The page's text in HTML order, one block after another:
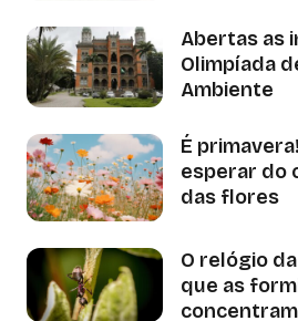
Abertas as
Olimpíada
Ambiente
É
esperar do
das flores
O relógio
que as